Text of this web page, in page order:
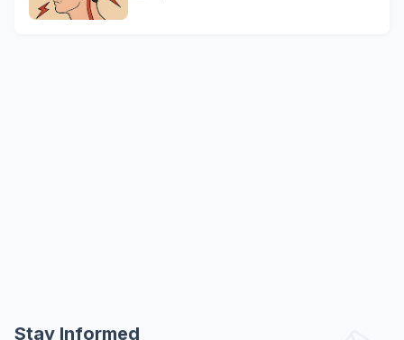
Stay Informed